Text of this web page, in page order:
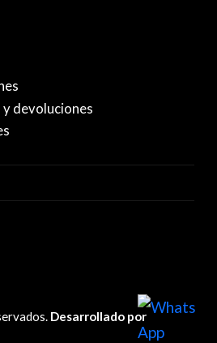
devoluciones
Desarrollado por